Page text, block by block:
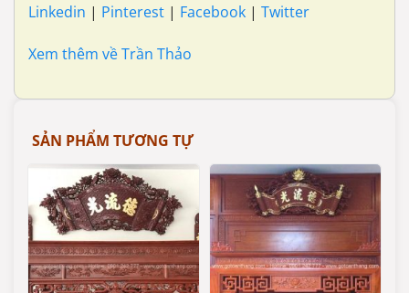
Linkedin | Pinterest | Facebook | Twitter
Xem thêm về Trần Thảo
SẢN PHẨM TƯƠNG TỰ